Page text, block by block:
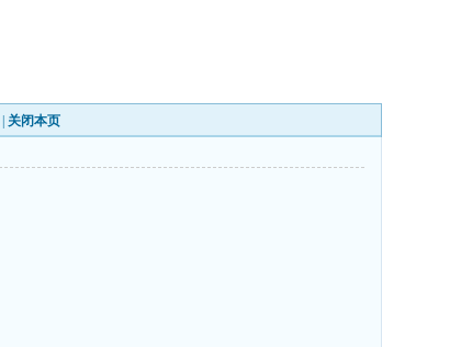
关闭本页